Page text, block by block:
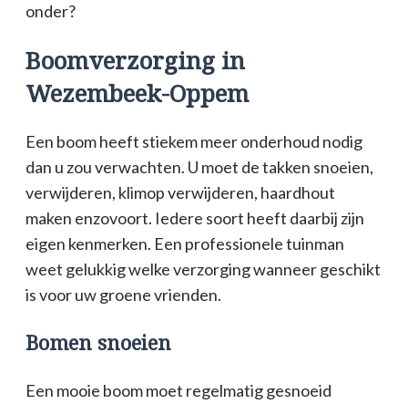
onder?
Boomverzorging in
Wezembeek-Oppem
Een boom heeft stiekem meer onderhoud nodig
dan u zou verwachten. U moet de takken snoeien,
verwijderen, klimop verwijderen, haardhout
maken enzovoort. Iedere soort heeft daarbij zijn
eigen kenmerken. Een professionele tuinman
weet gelukkig welke verzorging wanneer geschikt
is voor uw groene vrienden.
Bomen snoeien
Een mooie boom moet regelmatig gesnoeid